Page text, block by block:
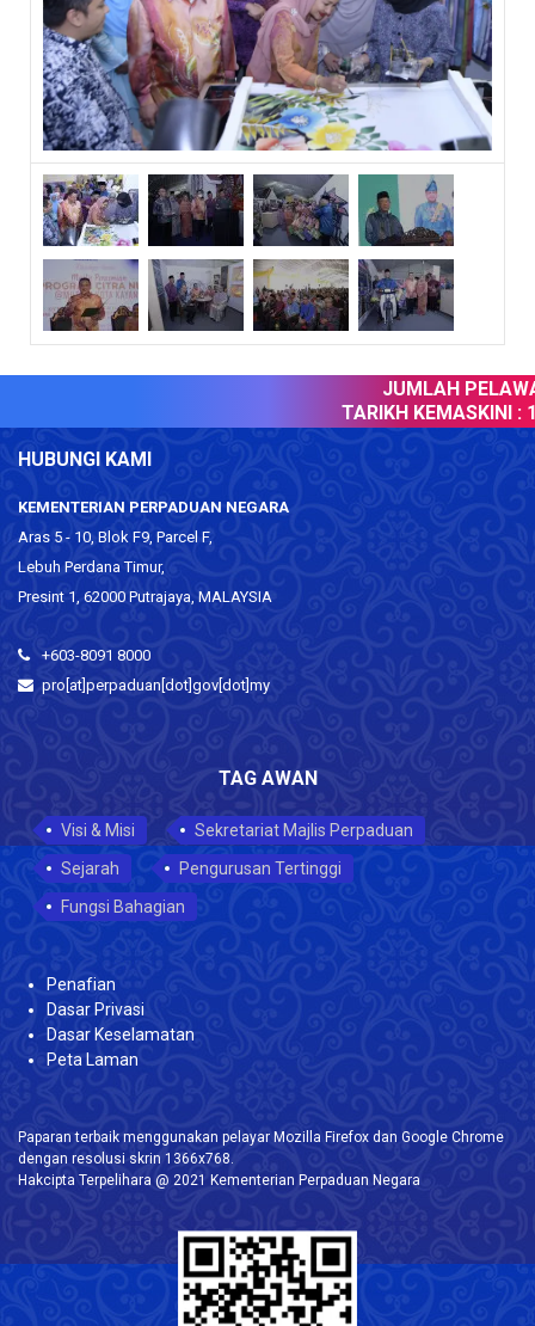
JUMLAH
TARIKH KEMASKINI :
HUBUNGI KAMI
KEMENTERIAN PERPADUAN NEGARA
Aras 5 - 10, Blok F9, Parcel F,
Lebuh Perdana Timur,
Presint 1, 62000 Putrajaya, MALAYSIA
+603-8091 8000
pro[at]perpaduan[dot]gov[dot]my
TAG AWAN
Visi & Misi
Sekretariat Majlis Perpaduan
Sejarah
Pengurusan Tertinggi
Fungsi Bahagian
Penafian
Dasar Privasi
Dasar Keselamatan
Peta Laman
Paparan terbaik menggunakan pelayar Mozilla Firefox dan Google Chrome
dengan resolusi skrin 1366x768.
Hakcipta Terpelihara @ 2021 Kementerian Perpaduan Negara